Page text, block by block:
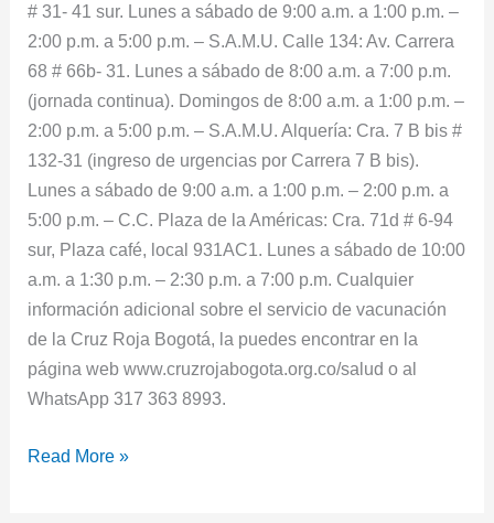
# 31- 41 sur. Lunes a sábado de 9:00 a.m. a 1:00 p.m. –
2:00 p.m. a 5:00 p.m. – S.A.M.U. Calle 134: Av. Carrera
68 # 66b- 31. Lunes a sábado de 8:00 a.m. a 7:00 p.m.
(jornada continua). Domingos de 8:00 a.m. a 1:00 p.m. –
2:00 p.m. a 5:00 p.m. – S.A.M.U. Alquería: Cra. 7 B bis #
132-31 (ingreso de urgencias por Carrera 7 B bis).
Lunes a sábado de 9:00 a.m. a 1:00 p.m. – 2:00 p.m. a
5:00 p.m. – C.C. Plaza de la Américas: Cra. 71d # 6-94
sur, Plaza café, local 931AC1. Lunes a sábado de 10:00
a.m. a 1:30 p.m. – 2:30 p.m. a 7:00 p.m. Cualquier
información adicional sobre el servicio de vacunación
de la Cruz Roja Bogotá, la puedes encontrar en la
página web www.cruzrojabogota.org.co/salud o al
WhatsApp 317 363 8993.
Read More »